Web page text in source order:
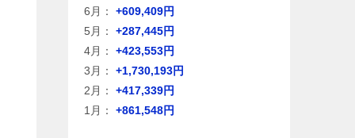
6月：
+609,409円
5月：
+287,445円
4月：
+423,553円
3月：
+1,730,193円
2月：
+417,339円
1月：
+861,548円